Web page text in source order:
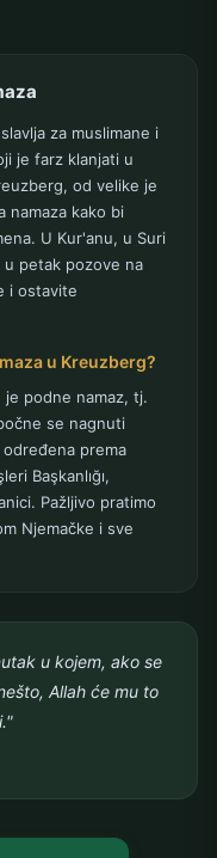
za muslimane i
je farz klanjati u
od velike je
namaza kako bi
U Kur'anu, u Suri
u petak pozove na
i ostavite
u Kreuzberg?
je podne namaz, tj.
se nagnuti
prema
Başkanlığı,
Pažljivo pratimo
Njemačke i sve
u kojem, ako se
Allah će mu to